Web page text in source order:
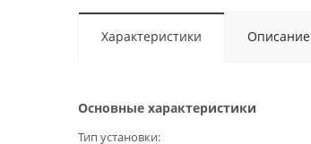
Характеристики Описание
Основные характеристики
Тип установки